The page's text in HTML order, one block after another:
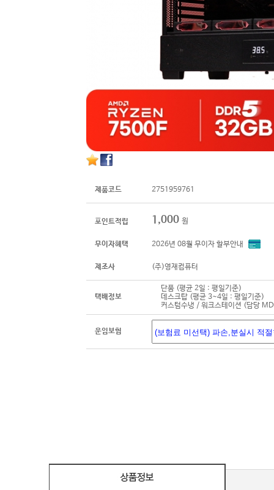
제품코드 2751959761
포인트적립 1,000 원
무이자혜택 2026년 08월 무이자 할부안내
제조사 (주)영재컴퓨터
택배정보
단품 (평균 2일 : 평일기준)
데스크탑 (평균 3~4일 : 평일기준)
커스텀수냉 / 워크스테이션 (담당
운임보험